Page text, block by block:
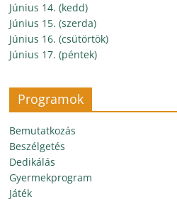
Június 14. (kedd)
Június 15. (szerda)
Június 16. (csütörtök)
Június 17. (péntek)
Programok
Bemutatkozás
Beszélgetés
Dedikálás
Gyermekprogram
Játék